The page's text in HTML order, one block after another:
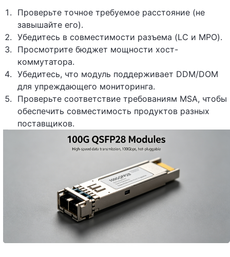
Проверьте точное требуемое расстояние (не
завышайте его).
Убедитесь в совместимости разъема (LC и MPO).
Просмотрите бюджет мощности хост-
коммутатора.
Убедитесь, что модуль поддерживает DDM/DOM
для упреждающего мониторинга.
Проверьте соответствие требованиям MSA, чтобы
обеспечить совместимость продуктов разных
поставщиков.